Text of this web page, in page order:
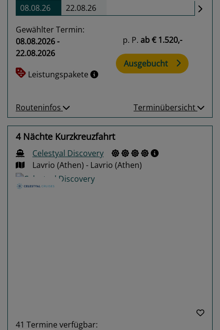
08.08.26
22.08.26
Gewählter Termin:
08.08.2026 -
22.08.2026
Leistungspakete
p. P. ab€ 1.520,-
Ausgebucht
Routeninfos Terminübersicht
4 Nächte Kurzkreuzfahrt
Celestyal Discovery
Lavrio (Athen) - Lavrio (Athen)
41 Termine verfügbar: